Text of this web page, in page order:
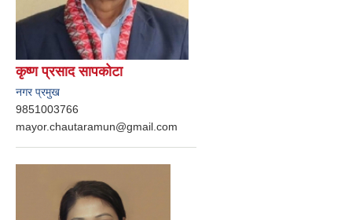
कृष्ण प्रसाद सापकोटा
नगर प्रमुख
9851003766
mayor.chautaramun@gmail.com